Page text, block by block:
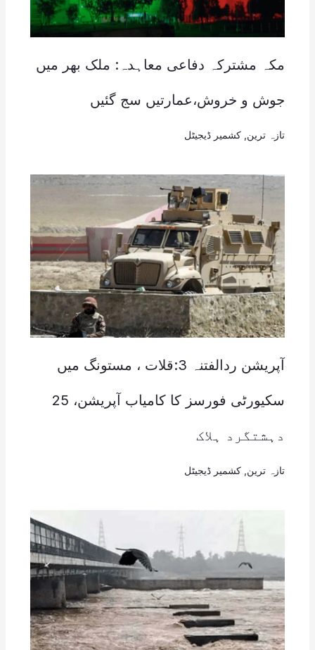
مکہ مشترکہ دفاعی معاہدہ: ملک بھر میں
جوش و خروش،عمارتیں سج گئیں
تازہ ترین کشمیر ڈیجیٹل
آپریشن ردالفتنہ 3:قلات ، مستونگ میں
سکیورٹی فورسز کا کامیاب آپریشن، 25
دہشتگرد ہلاک
تازہ ترین کشمیر ڈیجیٹل